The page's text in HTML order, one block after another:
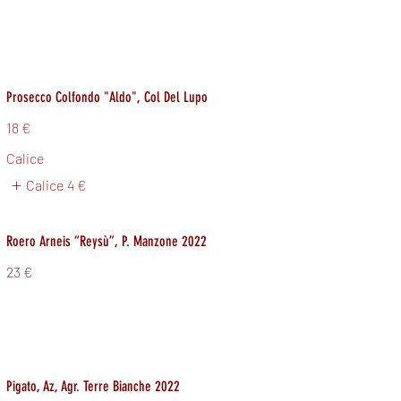
Prosecco Colfondo "Aldo", Col Del Lupo
18 €
Calice
Calice 4 €
Roero Arneis “Reysù”, P. Manzone 2022
23 €
Pigato, Az, Agr. Terre Bianche 2022